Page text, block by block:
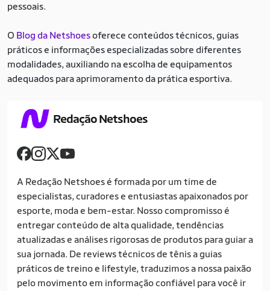
pessoais.
O Blog da Netshoesoferece conteúdos técnicos, guias
práticos e informações especializadas sobre diferentes
modalidades, auxiliando na escolha de equipamentos
adequados para aprimoramento da prática esportiva.
Redação Netshoes
A Redação Netshoes é formada por um time de
especialistas, curadores e entusiastas apaixonados por
esporte, moda e bem-estar. Nosso compromisso é
entregar conteúdo de alta qualidade, tendências
atualizadas e análises rigorosas de produtos para guiar a
sua jornada. De reviews técnicos de tênis a guias
práticos de treino e lifestyle, traduzimos a nossa paixão
pelo movimento em informação confiável para você ir